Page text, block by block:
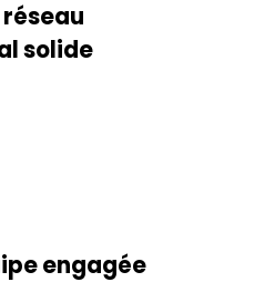
réseau
solide
engagée